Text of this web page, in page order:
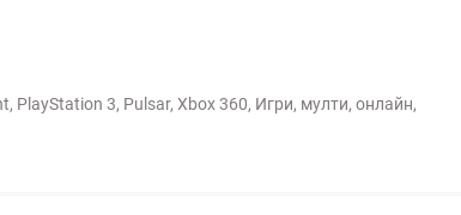
, PlayStation 3, Pulsar, Xbox 360, Игри, мулти, онлайн,